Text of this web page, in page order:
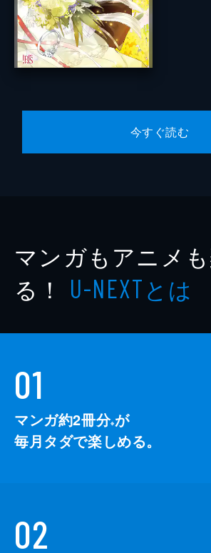
今すぐ読む
マンガもアニメ
る！ U-NEXTとは
01
マンガ約2冊分※が
毎月タダで楽しめる。
02